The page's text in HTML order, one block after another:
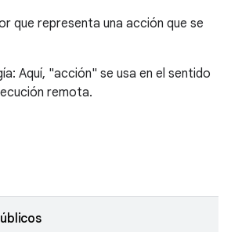
que representa una acción que se
Aquí, "acción" se usa en el sentido
remota.